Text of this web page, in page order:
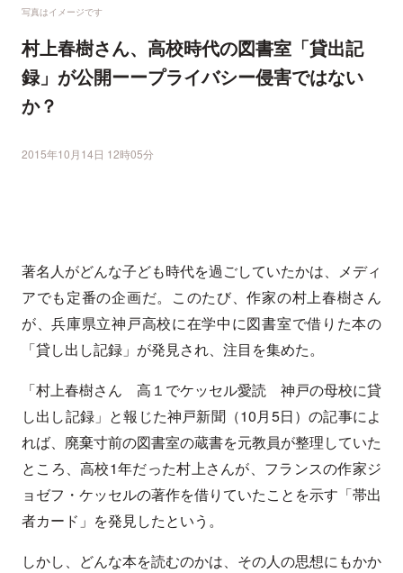
写真はイメージです
村上春樹さん、高校時代の図書室「貸出記
録」が公開ーープライバシー侵害ではない
か？
2015年10月14日 12時05分
著名人がどんな子ども時代を過ごしていたかは、メディ
アでも定番の企画だ。このたび、作家の村上春樹さん
が、兵庫県立神戸高校に在学中に図書室で借りた本の
「貸し出し記録」が発見され、注目を集めた。
「村上春樹さん 高１でケッセル愛読 神戸の母校に貸
し出し記録」と報じた神戸新聞（10月5日）の記事によ
れば、廃棄寸前の図書室の蔵書を元教員が整理していた
ところ、高校1年だった村上さんが、フランスの作家ジ
ョゼフ・ケッセルの著作を借りていたことを示す「帯出
者カード」を発見したという。
しかし、どんな本を読むのかは、その人の思想にもかか